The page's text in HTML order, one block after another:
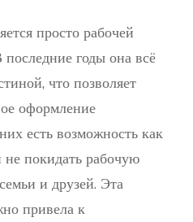
просто рабочей
годы она всё
что позволяет
оформление
есть возможность как
не покидать рабочую
и друзей. Эта
привела к